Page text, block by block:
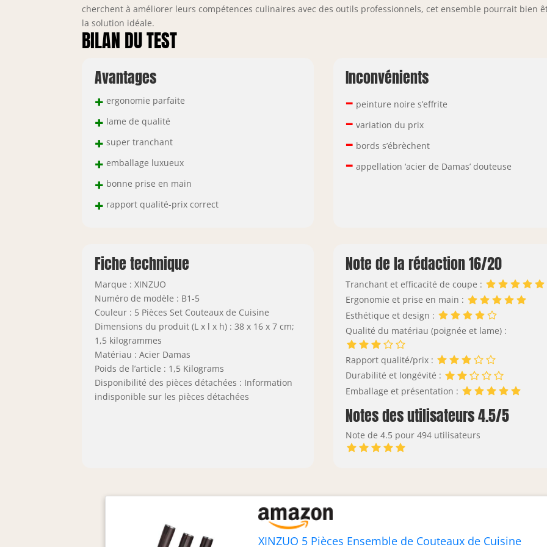
cherchent à améliorer leurs compétences culinaires avec des outils professionnels, cet ensemble pourrait bien
la solution idéale.
BILAN DU TEST
Avantages
+ ergonomie parfaite
+ lame de qualité
+ super tranchant
+ emballage luxueux
+ bonne prise en main
+ rapport qualité-prix correct
Inconvénients
– peinture noire s’effrite
– variation du prix
– bords s’ébrèchent
– appellation ‘acier de Damas’ douteuse
Fiche technique
Marque : XINZUO
Numéro de modèle : B1-5
Couleur : 5 Pièces Set Couteaux de Cuisine
Dimensions du produit (L x l x h) : 38 x 16 x 7 cm;
1,5 kilogrammes
Matériau : Acier Damas
Poids de l’article : 1,5 Kilograms
Disponibilité des pièces détachées : Information
indisponible sur les pièces détachées
Note de la rédaction 16/20
Tranchant et efficacité de coupe :
Ergonomie et prise en main :
Esthétique et design :
Qualité du matériau (poignée et lame) :
Rapport qualité/prix :
Durabilité et longévité :
Emballage et présentation :
Notes des utilisateurs 4.5/5
Note de 4.5 pour 494 utilisateurs
XINZUO 5 Pièces Ensemble de Couteaux de Cuisine